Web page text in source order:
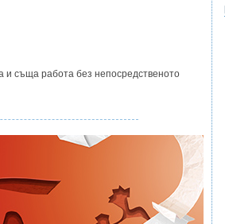
и съща работа без непосредственото